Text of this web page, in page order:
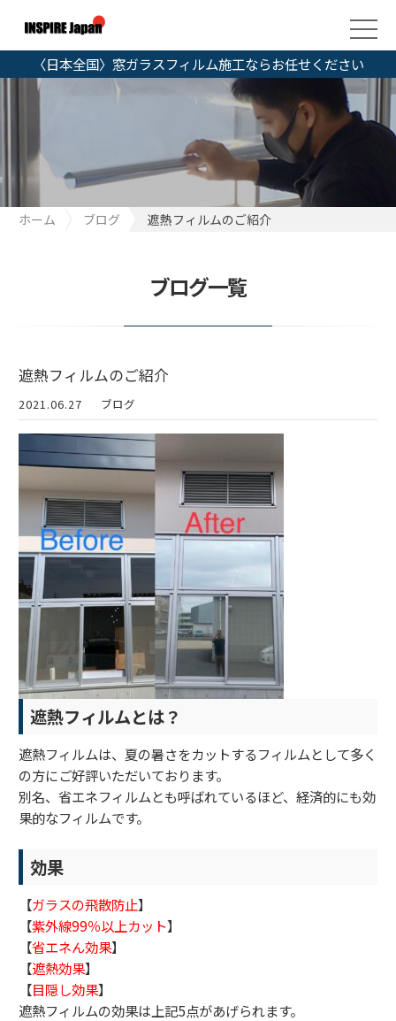
〈日本全国〉窓ガラスフィルム施工ならお任せください
ホーム ブログ 遮熱フィルムのご紹介
ブログ一覧
遮熱フィルムのご紹介
2021.06.27 ブログ
遮熱フィルムとは？
遮熱フィルムは、夏の暑さをカットするフィルムとして多く
の方にご好評いただいております。
別名、省エネフィルムとも呼ばれているほど、経済的にも効
果的なフィルムです。
効果
【ガラスの飛散防止】
【紫外線99％以上カット】
【省エネん効果】
【遮熱効果】
【目隠し効果】
遮熱フィルムの効果は上記5点があげられます。